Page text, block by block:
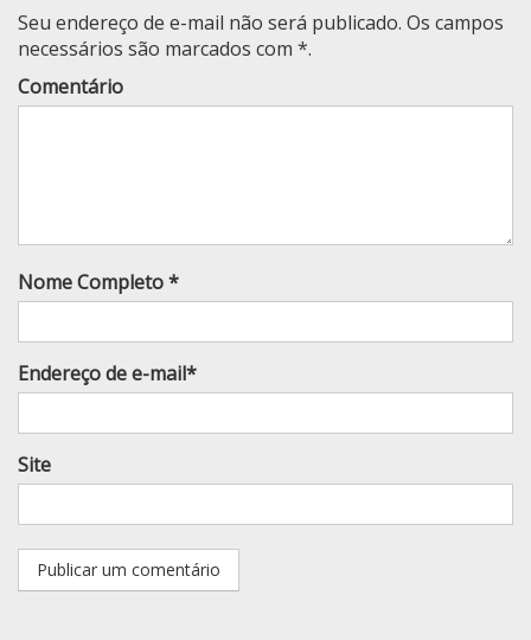
Seu endereço de e-mail não será publicado. Os campos
necessários são marcados com *.
Comentário
Nome Completo *
Endereço de e-mail*
Site